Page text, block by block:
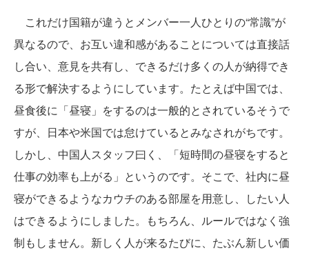
これだけ国籍が違うとメンバー一人ひとりの“常識”が
異なるので、お互い違和感があることについては直接話
し合い、意見を共有し、できるだけ多くの人が納得でき
る形で解決するようにしています。たとえば中国では、
昼食後に「昼寝」をするのは一般的とされているそうで
すが、日本や米国では怠けているとみなされがちです。
しかし、中国人スタッフ曰く、「短時間の昼寝をすると
仕事の効率も上がる」というのです。そこで、社内に昼
寝ができるようなカウチのある部屋を用意し、したい人
はできるようにしました。もちろん、ルールではなく強
制もしません。新しく人が来るたびに、たぶん新しい価